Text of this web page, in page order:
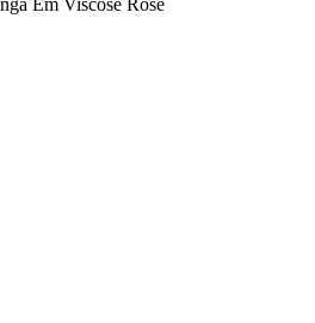
Em Viscose Rosê